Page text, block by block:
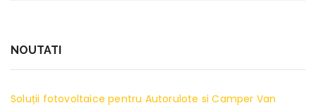
NOUTATI
Soluții fotovoltaice pentru Autorulote si Camper Van